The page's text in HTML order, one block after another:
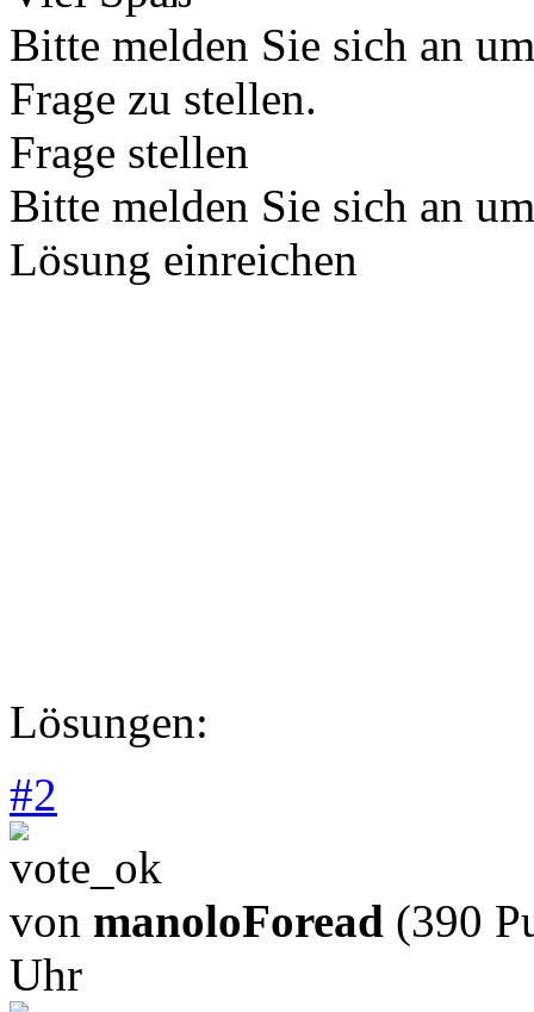
Bitte melden Sie sich an
Frage zu stellen.
Frage stellen
Bitte melden Sie sich an
Lösung einreichen
Lösungen:
#2
von manoloForead (390
Uhr